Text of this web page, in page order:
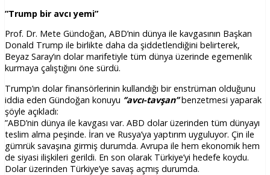
”Trump bir avcı yemi”
Prof. Dr. Mete Gündoğan, ABD’nin dünya ile kavgasının Başkan
Donald Trump ile birlikte daha da şiddetlendiğini belirterek,
Beyaz Saray’ın dolar marifetiyle tüm dünya üzerinde egemenlik
kurmaya çalıştığını öne sürdü.
Trump’ın dolar finansörlerinin kullandığı bir enstrüman olduğunu
iddia eden Gündoğan konuyu ‘’avcı-tavşan’’benzetmesi yaparak
şöyle açıkladı:
”ABD’nin dünya ile kavgası var. ABD dolar üzerinden tüm dünyayı
teslim alma peşinde. İran ve Rusya’ya yaptırım uyguluyor. Çin ile
gümrük savaşına girmiş durumda. Avrupa ile hem ekonomik hem
de siyasi ilişkileri gerildi. En son olarak Türkiye’yi hedefe koydu.
Dolar üzerinden Türkiye’ye savaş açmış durumda.